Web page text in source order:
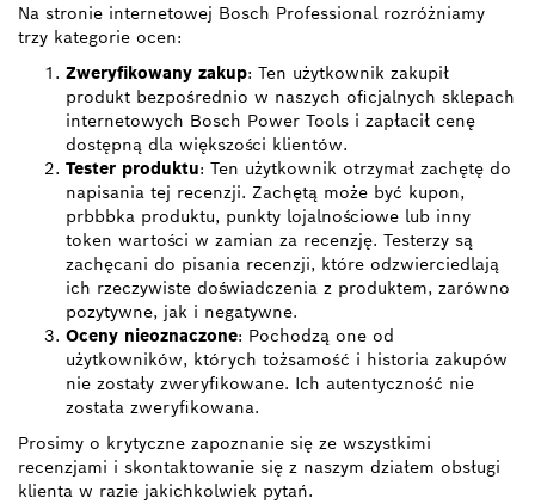
Na stronie internetowej Bosch Professional rozróżniamy
trzy kategorie ocen:
Zweryfikowany zakup: Ten użytkownik zakupił
produkt bezpośrednio w naszych oficjalnych sklepach
internetowych Bosch Power Tools i zapłacił cenę
dostępną dla większości klientów.
Tester produktu: Ten użytkownik otrzymał zachętę do
napisania tej recenzji. Zachętą może być kupon,
prbbbka produktu, punkty lojalnościowe lub inny
token wartości w zamian za recenzję. Testerzy są
zachęcani do pisania recenzji, które odzwierciedlają
ich rzeczywiste doświadczenia z produktem, zarówno
pozytywne, jak i negatywne.
Oceny nieoznaczone: Pochodzą one od
użytkowników, których tożsamość i historia zakupów
nie zostały zweryfikowane. Ich autentyczność nie
została zweryfikowana.
Prosimy o krytyczne zapoznanie się ze wszystkimi
recenzjami i skontaktowanie się z naszym działem obsługi
klienta w razie jakichkolwiek pytań.